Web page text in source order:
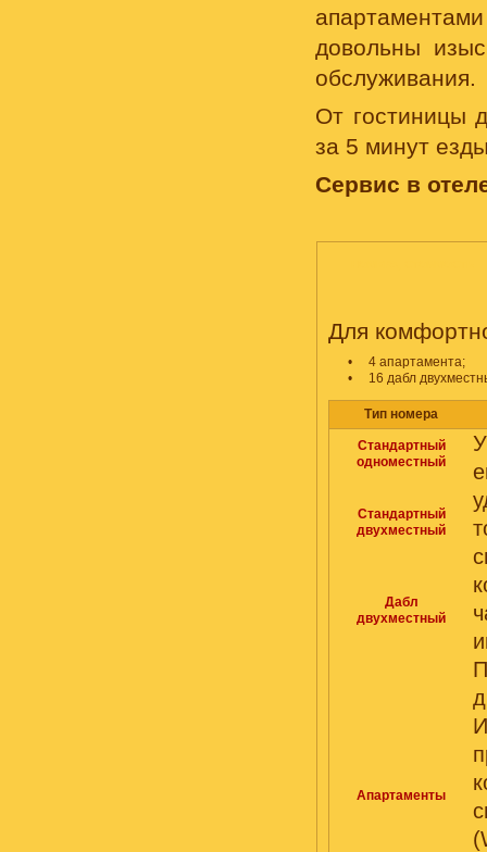
довольны
обслуживания.
От гостиницы
за 5 минут
Сервис в
Для
•
4 апартамента;
•
16 дабл
Тип номера
Стандартный
одноместный
Стандартный
двухместный
Дабл
двухместный
Апартаменты